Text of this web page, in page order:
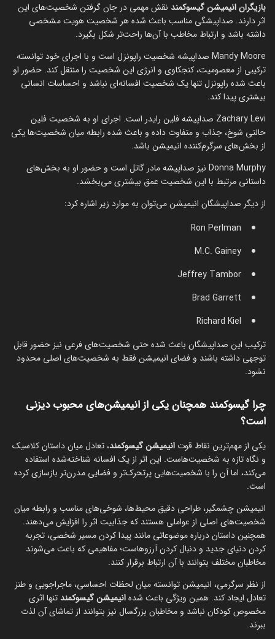
بازیگران انیمیشن گیسوکمند نقش مهمی در جان گرفتن شخصیت‌های این
اثر دارند. صداپیشگی مناسب باعث شده هر شخصیت هویت مشخصی
داشته باشد و ارتباط مخاطب با آن‌ها راحت‌تر شکل بگیرد.
Mandy Moore صداپیشه شخصیت راپونزل است و با اجرای خود توانسته
ترکیبی از معصومیت، کنجکاوی و انرژی این شخصیت را منتقل کند. حضور او
باعث شده راپونزل تنها یک شخصیت افسانه‌ای نباشد و احساسات انسانی
بیشتری پیدا کند.
Zachary Levi صداپیشه فلین رایدر است. اجرای او به شخصیت فلین
حالتی شوخ، جذاب و متفاوت داده و باعث شده رابطه میان شخصیت‌ها یکی
از بخش‌های سرگرم‌کننده انیمیشن باشد.
Donna Murphy نیز صداپیشه مادر گاتل است و حضور او به بخش‌های
داستانی مرتبط با این شخصیت عمق بیشتری می‌بخشد.
از دیگر صداپیشگان انیمیشن می‌توان به موارد زیر اشاره کرد:
Ron Perlman
M.C. Gainey
Jeffrey Tambor
Brad Garrett
Richard Kiel
ترکیب این صداپیشگان باعث شده حتی شخصیت‌های فرعی نیز حضور قابل
توجهی داشته باشند و فضای انیمیشن فقط به شخصیت‌های اصلی محدود
نشود.
چرا گیسوکمند همچنان یکی از انیمیشن‌های محبوب دیزنی
است؟
یکی از مهم‌ترین نقاط قوت انیمیشن گیسوکمند، تعادل میان داستان کلاسیک
و نگاه تازه به شخصیت‌هاست. این اثر از یک افسانه شناخته‌شده استفاده
می‌کند، اما آن را با شخصیت‌هایی پرتحرک‌تر و فضایی مدرن‌تر بازسازی کرده
است.
انیمیشن چشمگیر، طراحی دقیق محیط‌ها، شوخی‌های مناسب و رابطه میان
شخصیت‌های اصلی از عواملی هستند که جذابیت اثر را افزایش می‌دهند.
همچنین داستان درباره موضوعاتی مانند پیدا کردن مسیر شخصی، تجربه
کردن دنیای جدید و دنبال کردن آرزوهاست؛ مفاهیمی که باعث می‌شوند
مخاطبان مختلف بتوانند با آن ارتباط برقرار کنند.
از نظر سرگرمی، انیمیشن توانسته میان لحظات احساسی، ماجراجویی و طنز
تعادل ایجاد کند. همین ویژگی باعث شدهانیمیشن گیسوکمند تنها اثری
مخصوص کودکان نباشد و مخاطبان بزرگسال نیز بتوانند از تماشای آن لذت
ببرند.